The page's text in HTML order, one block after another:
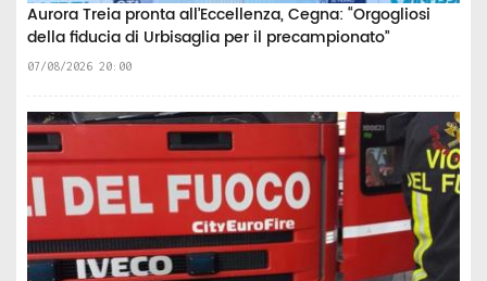
Aurora Treia pronta all’Eccellenza, Cegna: “Orgogliosi
della fiducia di Urbisaglia per il precampionato”
07/08/2026 20:00